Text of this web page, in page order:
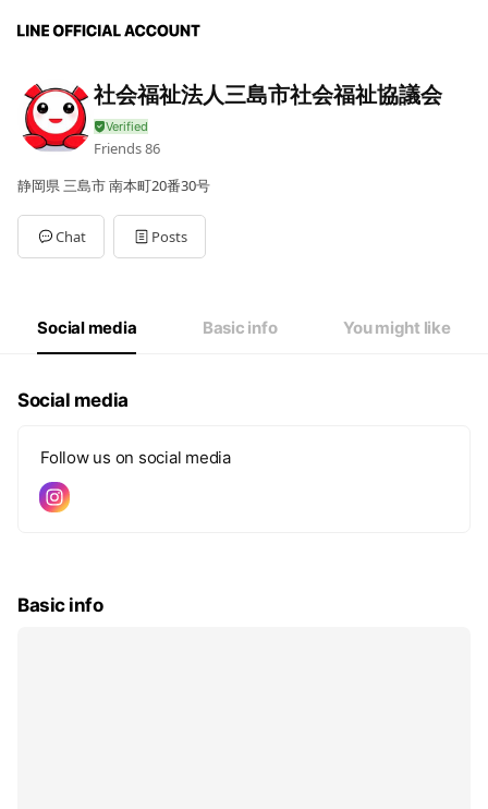
社会福祉法人三島市社会福祉協議会
Friends86
静岡県 三島市 南本町20番30号
Chat Posts
Social media Basic info You might like
Social media
Follow us on social media
Basic info